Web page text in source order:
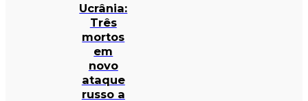
Ucrânia:
Três
mortos
em
novo
ataque
russo a